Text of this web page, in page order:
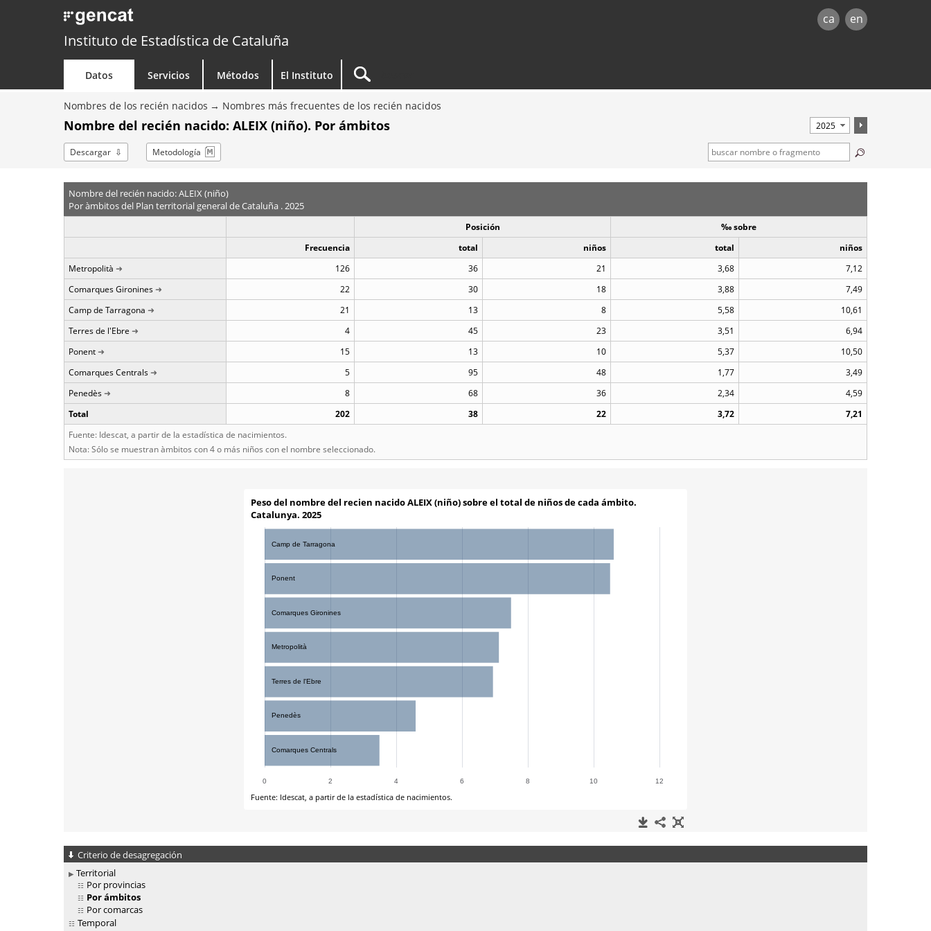
ca en
Instituto de Estadística de Cataluña
Datos Servicios Métodos El Instituto
Nombres de los recién nacidos Nombres más frecuentes de los recién nacidos
Nombre del recién nacido: ALEIX (niño). Por ámbitos
Descargar Metodología
Nombre del recién nacido: ALEIX (niño)
Por àmbitos del Plan territorial general de Cataluña . 2025
Posición
‰ sobre
Frecuencia
total niños total
niños
Metropolità
126 36 21 3,68
7,12
Comarques Gironines
22 30 18 3,88
7,49
Camp de Tarragona
21 13 8 5,58
10,61
Terres de l'Ebre
4 45 23 3,51
6,94
Ponent
15 13 10 5,37
10,50
Comarques Centrals
5 95 48 1,77
3,49
Penedès
8 68 36 2,34
4,59
Total
202 38 22 3,72
7,21
Fuente: Idescat, a partir de la estadística de nacimientos.
Nota: Sólo se muestran àmbitos con 4 o más niños con el nombre seleccionado.
Criterio de desagregación
Territorial
Por provincias
Por ámbitos
Por comarcas
Temporal